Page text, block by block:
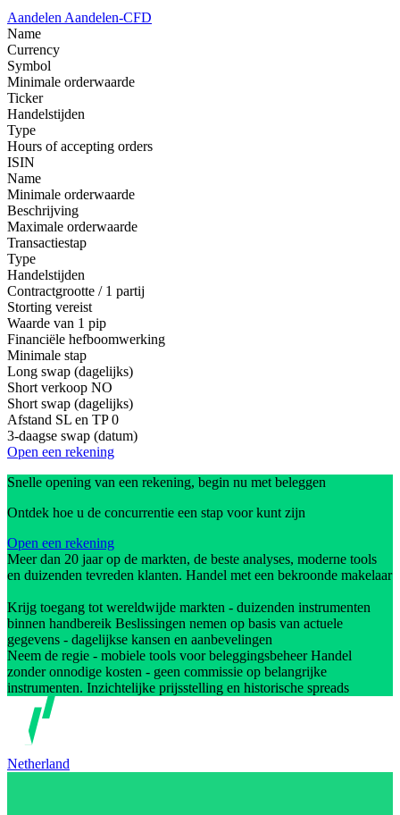
Aandelen Aandelen-CFD
Name
Currency
Symbol
Minimale orderwaarde
Ticker
Handelstijden
Type
Hours of accepting orders
ISIN
Name
Minimale orderwaarde
Beschrijving
Maximale orderwaarde
Transactiestap
Type
Handelstijden
Contractgrootte / 1 partij
Storting vereist
Waarde van 1 pip
Financiële hefboomwerking
Minimale stap
Long swap (dagelijks)
Short verkoop NO
Short swap (dagelijks)
Afstand SL en TP 0
3-daagse swap (datum)
Open een rekening
Snelle opening van een rekening, begin nu met beleggen
Ontdek hoe u de concurrentie een stap voor kunt zijn
Open een rekening
Meer dan 20 jaar op de markten, de beste analyses, moderne tools
en duizenden tevreden klanten. Handel met een bekroonde makelaar
Krijg toegang tot wereldwijde markten - duizenden instrumenten
binnen handbereik Beslissingen nemen op basis van actuele
gegevens - dagelijkse kansen en aanbevelingen
Neem de regie - mobiele tools voor beleggingsbeheer Handel
zonder onnodige kosten - geen commissie op belangrijke
instrumenten. Inzichtelijke prijsstelling en historische spreads
Netherland